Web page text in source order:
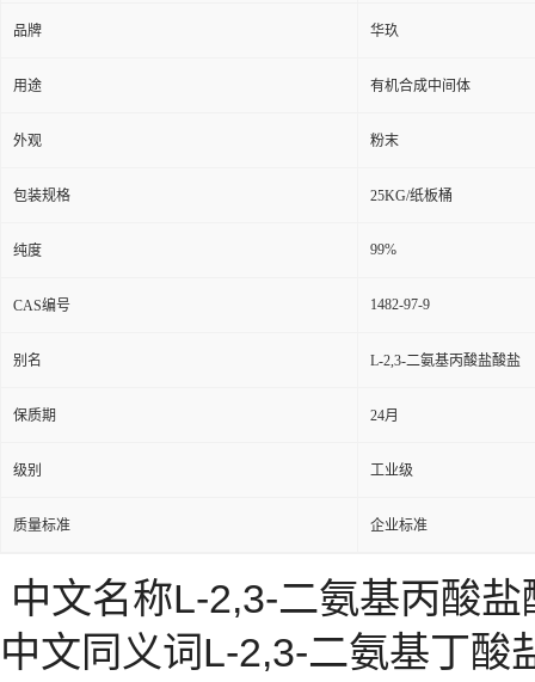
品牌 华玖
用途 有机合成中间体
外观 粉末
包装规格 25KG/纸板桶
纯度 99%
CAS编号 1482-97-9
别名 L-2,3-二氨基丙酸盐酸盐
保质期 24月
级别 工业级
质量标准 企业标准
中文名称L-2,3-二氨基丙酸盐
中文同义词L-2,3-二氨基丁酸